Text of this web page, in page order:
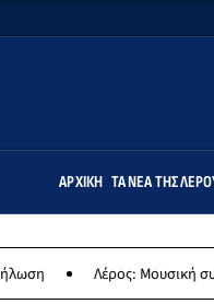
ΑΡΧΙΚΉ ΤΑ ΝΈΑ ΤΗΣ
Μουσική συναυλία των